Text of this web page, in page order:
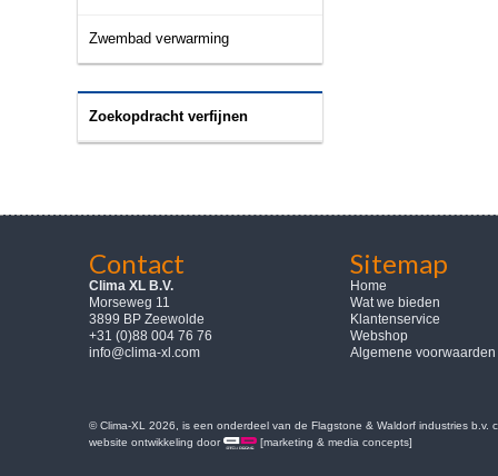
Zwembad verwarming
Zoekopdracht verfijnen
Contact
Clima XL B.V.
Morseweg 11
3899 BP Zeewolde
+31 (0)88 004 76 76
info@clima-xl.com
Sitemap
Home
Wat we bieden
Klantenservice
Webshop
Algemene voorwaarden
© Clima-XL 2026, is een onderdeel van de Flagstone & Waldorf industries b.v.
website ontwikkeling door
[marketing & media concepts]